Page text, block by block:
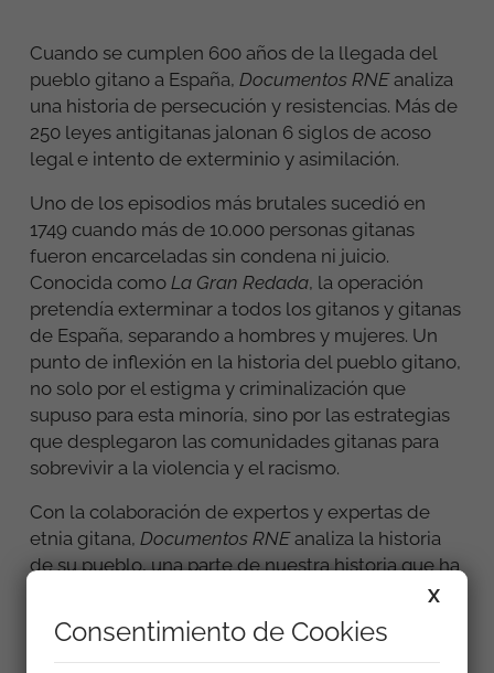
Cuando se cumplen 600 años de la llegada del
pueblo gitano a España, Documentos RNEanaliza
una historia de persecución y resistencias. Más de
250 leyes antigitanas jalonan 6 siglos de acoso
legal e intento de exterminio y asimilación.
Uno de los episodios más brutales sucedió en
1749 cuando más de 10.000 personas gitanas
fueron encarceladas sin condena ni juicio.
Conocida como La Gran Redada, la operación
pretendía exterminar a todos los gitanos y gitanas
de España, separando a hombres y mujeres. Un
punto de inflexión en la historia del pueblo gitano,
no solo por el estigma y criminalización que
supuso para esta minoría, sino por las estrategias
que desplegaron las comunidades gitanas para
sobrevivir a la violencia y el racismo.
Con la colaboración de expertos y expertas de
etnia gitana, Documentos RNEanaliza la historia
de su pueblo, una parte de nuestra historia que ha
sido invisibilizada en los libros, pero que forma
parte indiscutible de la memoria colectiva. Un
pasado que nos ayuda a entender la situación de
X
Consentimiento de Cookies